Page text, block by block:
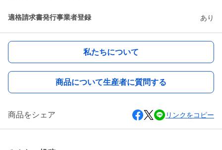
適格請求書発行事業者登録 あり
私たちについて
商品について生産者に質問する
商品をシェア リンクをコピー